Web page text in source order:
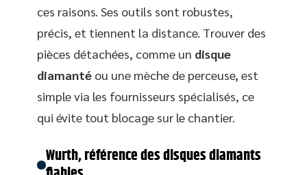
ces raisons. Ses outils sont robustes,
précis, et tiennent la distance. Trouver des
pièces détachées, comme un disque
diamanté ou une mèche de perceuse, est
simple via les fournisseurs spécialisés, ce
qui évite tout blocage sur le chantier.
Wurth, référence des disques diamants